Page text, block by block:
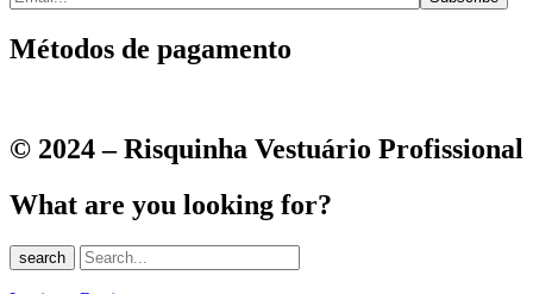
Métodos de pagamento
© 2024 – Risquinha Vestuário Profissional
What are you looking for?
search